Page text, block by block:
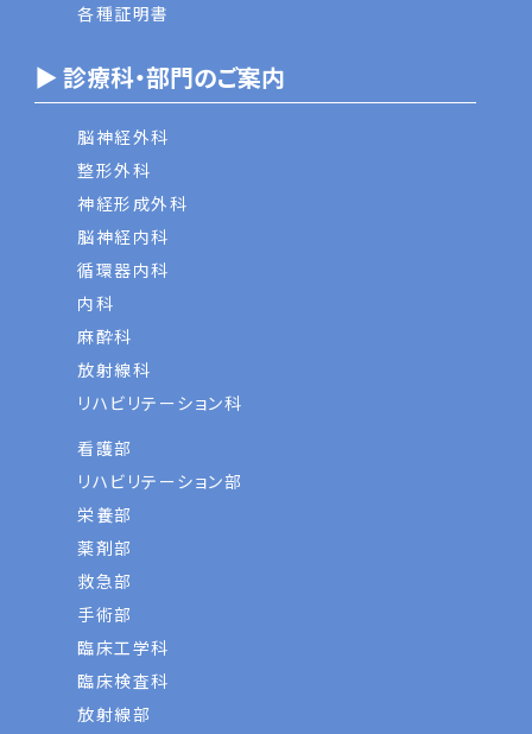
各種証明書
▶ 診療科・部門のご案内
脳神経外科
整形外科
神経形成外科
脳神経内科
循環器内科
内科
麻酔科
放射線科
リハビリテーション科
看護部
リハビリテーション部
栄養部
薬剤部
救急部
手術部
臨床工学科
臨床検査科
放射線部